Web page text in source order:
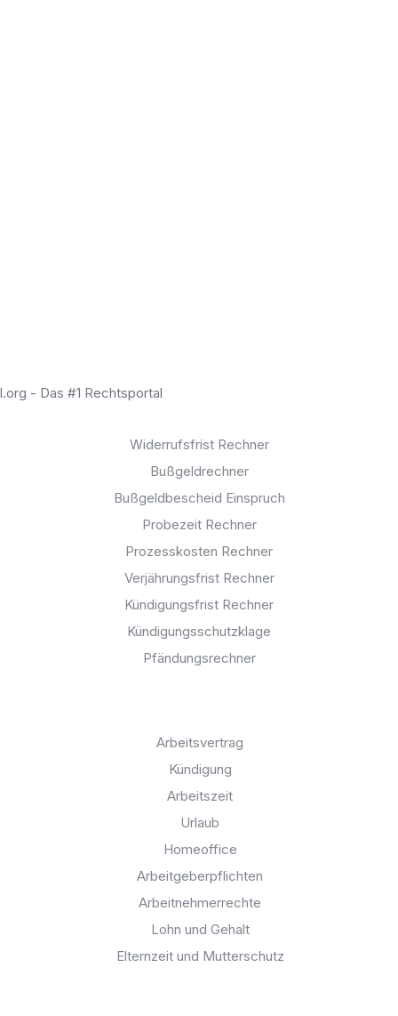
Widerrufsfrist Rechner
Bußgeldrechner
Bußgeldbescheid Einspruch
Probezeit Rechner
Prozesskosten Rechner
Verjährungsfrist Rechner
Kündigungsfrist Rechner
Kündigungsschutzklage
Pfändungsrechner
Arbeitsvertrag
Kündigung
Arbeitszeit
Urlaub
Homeoffice
Arbeitgeberpflichten
Arbeitnehmerrechte
Lohn und Gehalt
Elternzeit und Mutterschutz